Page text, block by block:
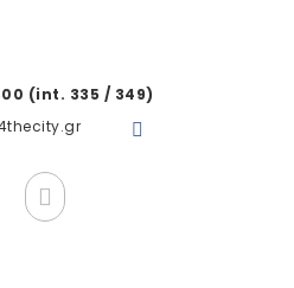
(int. 335 / 349)